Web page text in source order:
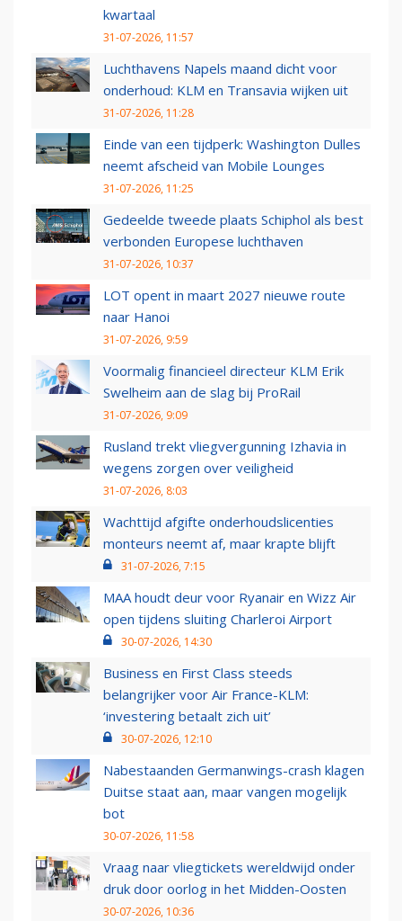
kwartaal
31-07-2026, 11:57
Luchthavens Napels maand dicht voor
onderhoud: KLM en Transavia wijken uit
31-07-2026, 11:28
Einde van een tijdperk: Washington Dulles
neemt afscheid van Mobile Lounges
31-07-2026, 11:25
Gedeelde tweede plaats Schiphol als best
verbonden Europese luchthaven
31-07-2026, 10:37
LOT opent in maart 2027 nieuwe route
naar Hanoi
31-07-2026, 9:59
Voormalig financieel directeur KLM Erik
Swelheim aan de slag bij ProRail
31-07-2026, 9:09
Rusland trekt vliegvergunning Izhavia in
wegens zorgen over veiligheid
31-07-2026, 8:03
Wachttijd afgifte onderhoudslicenties
monteurs neemt af, maar krapte blijft
31-07-2026, 7:15
MAA houdt deur voor Ryanair en Wizz Air
open tijdens sluiting Charleroi Airport
30-07-2026, 14:30
Business en First Class steeds
belangrijker voor Air France-KLM:
‘investering betaalt zich uit’
30-07-2026, 12:10
Nabestaanden Germanwings-crash klagen
Duitse staat aan, maar vangen mogelijk
bot
30-07-2026, 11:58
Vraag naar vliegtickets wereldwijd onder
druk door oorlog in het Midden-Oosten
30-07-2026, 10:36